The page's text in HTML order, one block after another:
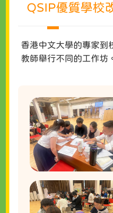
QSIP優質學校
香港中文大學的專家到
教師舉行不同的工作坊